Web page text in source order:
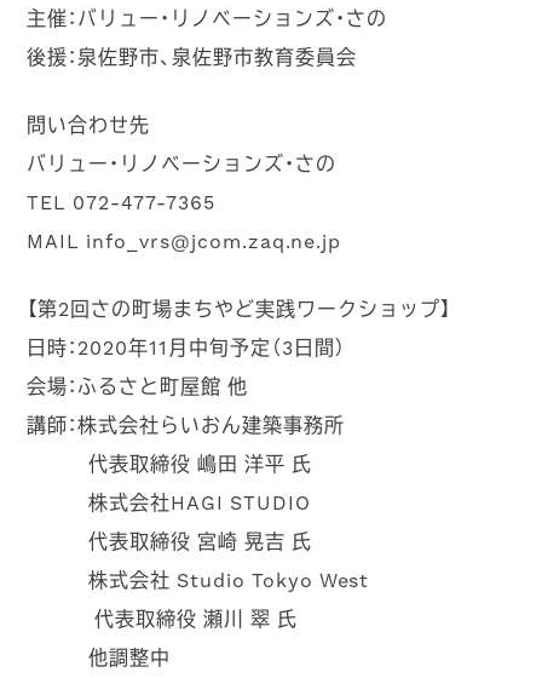
主催：バリュー・リノベーションズ・さの
後援：泉佐野市、泉佐野市教育委員会
問い合わせ先
バリュー・リノベーションズ・さの
TEL 072-477-7365
MAIL info_vrs@jcom.zaq.ne.jp
【第2回さの町場まちやど実践ワークショップ】
日時：2020年11月中旬予定（3日間）
会場：ふるさと町屋館 他
講師：株式会社らいおん建築事務所
代表取締役 嶋田 洋平 氏
株式会社HAGI STUDIO
代表取締役 宮崎 晃吉 氏
株式会社 Studio Tokyo West
代表取締役 瀬川 翠 氏
他調整中